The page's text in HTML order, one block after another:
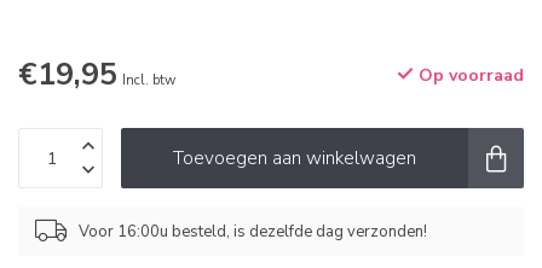
€19,95 Incl. btw Op voorraad
Toevoegen aan winkelwagen
Voor 16:00u besteld, is dezelfde dag verzonden!